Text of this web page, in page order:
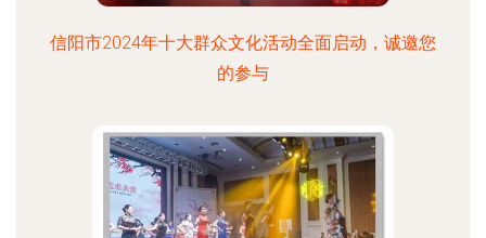
信阳市2024年十大群众文化活动全面启动，诚邀您
的参与